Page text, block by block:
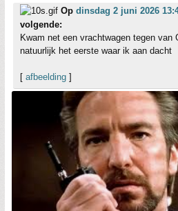
Op dinsdag 2 juni 2026
volgende:
Kwam net een vrachtwagen tegen van
natuurlijk het eerste waar ik aan dacht
[ afbeelding ]